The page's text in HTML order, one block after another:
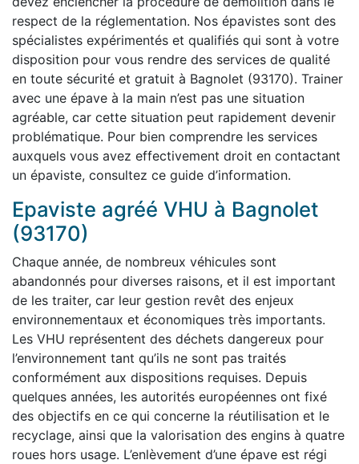
respect de la réglementation. Nos épavistes sont des
spécialistes expérimentés et qualifiés qui sont à votre
disposition pour vous rendre des services de qualité
en toute sécurité et gratuit à Bagnolet (93170). Trainer
avec une épave à la main n’est pas une situation
agréable, car cette situation peut rapidement devenir
problématique. Pour bien comprendre les services
auxquels vous avez effectivement droit en contactant
un épaviste, consultez ce guide d’information.
Epaviste agréé VHU à Bagnolet
(93170)
Chaque année, de nombreux véhicules sont
abandonnés pour diverses raisons, et il est important
de les traiter, car leur gestion revêt des enjeux
environnementaux et économiques très importants.
Les VHU représentent des déchets dangereux pour
l’environnement tant qu’ils ne sont pas traités
conformément aux dispositions requises. Depuis
quelques années, les autorités européennes ont fixé
des objectifs en ce qui concerne la réutilisation et le
recyclage, ainsi que la valorisation des engins à quatre
roues hors usage. L’enlèvement d’une épave est régi